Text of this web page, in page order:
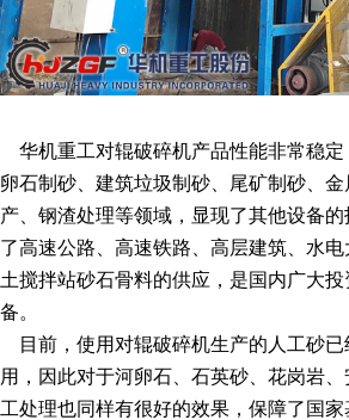
华机重工对辊破碎机产品性能非常稳定
卵石制砂、建筑垃圾制砂、尾矿制砂、
产、钢渣处理等领域，显现了其他设备
了高速公路、高速铁路、高层建筑、水
土搅拌站砂石骨料的供应，是国内广大
备。
目前，使用对辊破碎机生产的人工砂已
用，因此对于河卵石、石英砂、花岗岩
工处理也同样有很好的效果，保障了国